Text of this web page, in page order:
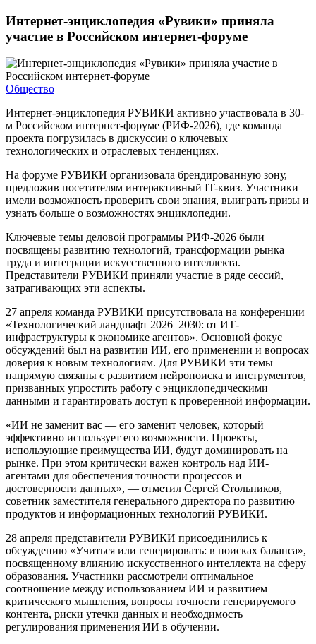
Интернет-энциклопедия «Рувики» приняла
участие в Российском интернет-форуме
Общество
Интернет-энциклопедия РУВИКИ активно участвовала в 30-
м Российском интернет-форуме (РИФ-2026), где команда
проекта погрузилась в дискуссии о ключевых
технологических и отраслевых тенденциях.
На форуме РУВИКИ организовала брендированную зону,
предложив посетителям интерактивный IT-квиз. Участники
имели возможность проверить свои знания, выиграть призы и
узнать больше о возможностях энциклопедии.
Ключевые темы деловой программы РИФ-2026 были
посвящены развитию технологий, трансформации рынка
труда и интеграции искусственного интеллекта.
Представители РУВИКИ приняли участие в ряде сессий,
затрагивающих эти аспекты.
27 апреля команда РУВИКИ присутствовала на конференции
«Технологический ландшафт 2026–2030: от ИТ-
инфраструктуры к экономике агентов». Основной фокус
обсуждений был на развитии ИИ, его применении и вопросах
доверия к новым технологиям. Для РУВИКИ эти темы
напрямую связаны с развитием нейропоиска и инструментов,
призванных упростить работу с энциклопедическими
данными и гарантировать доступ к проверенной информации.
«ИИ не заменит вас — его заменит человек, который
эффективно использует его возможности. Проекты,
использующие преимущества ИИ, будут доминировать на
рынке. При этом критически важен контроль над ИИ-
агентами для обеспечения точности процессов и
достоверности данных», — отметил Сергей Стольников,
советник заместителя генерального директора по развитию
продуктов и информационных технологий РУВИКИ.
28 апреля представители РУВИКИ присоединились к
обсуждению «Учиться или генерировать: в поисках баланса»,
посвященному влиянию искусственного интеллекта на сферу
образования. Участники рассмотрели оптимальное
соотношение между использованием ИИ и развитием
критического мышления, вопросы точности генерируемого
контента, риски утечки данных и необходимость
регулирования применения ИИ в обучении.